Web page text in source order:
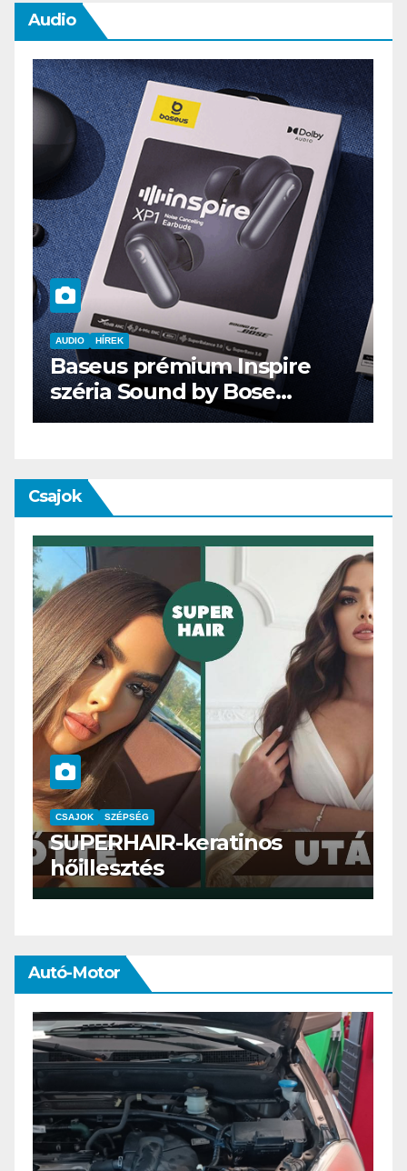
Audio
AUDIO IT MŰSZAKI
ENDORFY VIRO Plus USB
Csajok
CSAJOK SMINK SZÉPSÉG
Szemöldök laminálás-az
meg mi?
Autó-Motor